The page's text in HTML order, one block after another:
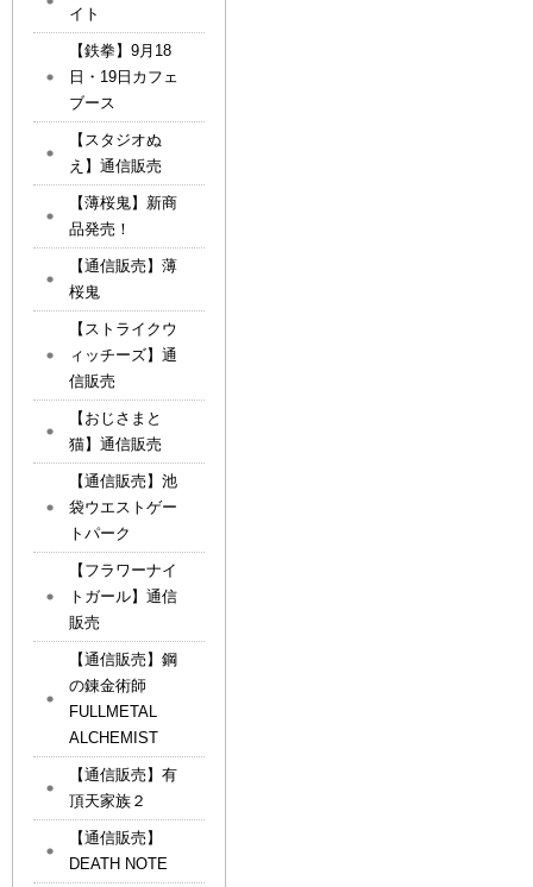
イト
【鉄拳】9月18
日・19日カフェ
ブース
【スタジオぬ
え】通信販売
【薄桜鬼】新商
品発売！
【通信販売】薄
桜鬼
【ストライクウ
ィッチーズ】通
信販売
【おじさまと
猫】通信販売
【通信販売】池
袋ウエストゲー
トパーク
【フラワーナイ
トガール】通信
販売
【通信販売】鋼
の錬金術師
FULLMETAL
ALCHEMIST
【通信販売】有
頂天家族２
【通信販売】
DEATH NOTE